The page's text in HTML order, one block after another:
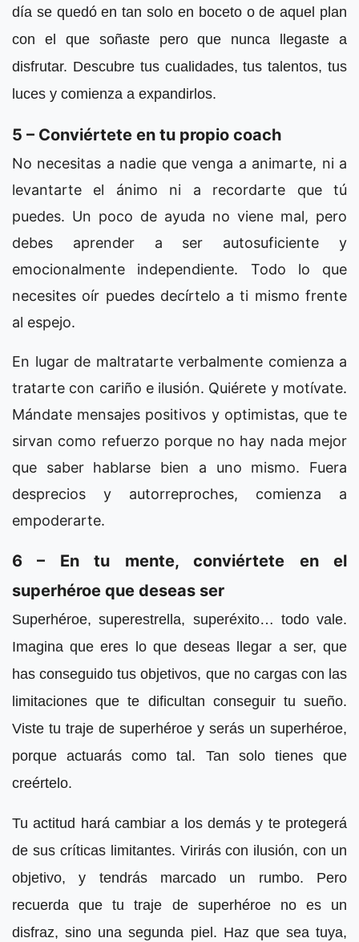
día se quedó en tan solo en boceto o de aquel plan
con el que soñaste pero que nunca llegaste a
disfrutar. Descubre tus cualidades, tus talentos, tus
luces y comienza a expandirlos.
5 – Conviértete en tu propio coach
No necesitas a nadie que venga a animarte, ni a
levantarte el ánimo ni a recordarte que tú
puedes. Un poco de ayuda no viene mal, pero
debes aprender a ser autosuficiente y
emocionalmente independiente. Todo lo que
necesites oír puedes decírtelo a ti mismo frente
al espejo.
En lugar de maltratarte verbalmente comienza a
tratarte con cariño e ilusión. Quiérete y motívate.
Mándate mensajes positivos y optimistas, que te
sirvan como refuerzo porque no hay nada mejor
que saber hablarse bien a uno mismo. Fuera
desprecios y autorreproches, comienza a
empoderarte.
6 – En tu mente, conviértete en el
superhéroe que deseas ser
Superhéroe, superestrella, superéxito… todo vale.
Imagina que eres lo que deseas llegar a ser, que
has conseguido tus objetivos, que no cargas con las
limitaciones que te dificultan conseguir tu sueño.
Viste tu traje de superhéroe y serás un superhéroe,
porque actuarás como tal. Tan solo tienes que
creértelo.
Tu actitud hará cambiar a los demás y te protegerá
de sus críticas limitantes. Virirás con ilusión, con un
objetivo, y tendrás marcado un rumbo. Pero
recuerda que tu traje de superhéroe no es un
disfraz, sino una segunda piel. Haz que sea tuya,